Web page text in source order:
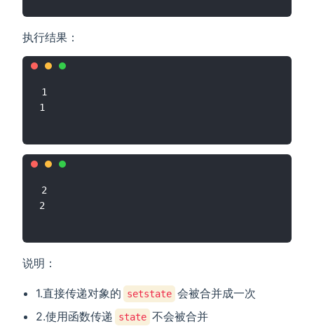
执行结果：
1
2
说明：
1.直接传递对象的 setstate 会被合并成一次
2.使用函数传递
state 不会被合并